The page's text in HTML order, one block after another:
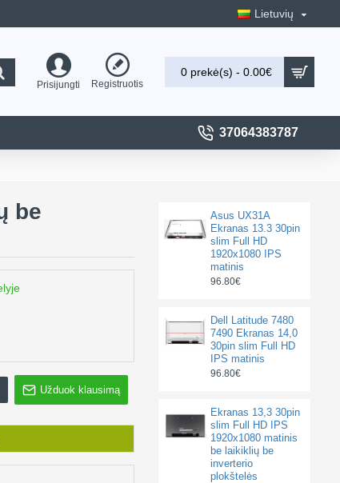
Lietuvių
Prisijungti Registruotis
0 prekė(s) - 0.00€
37064383787
be
Užduok klausimą
Asus UX31A
Ekranas 13.3 30pin
slim Full HD
1920x1080 IPS
matinis
96.80€
Dell Latitude 7480
7490 Ekranas 14,0
30pin slim Full HD
IPS matinis
96.80€
Ekranas 13,3 30pin
slim Full HD IPS
1920x1080 matinis
be laikiklių be
inverterio
plokštelės